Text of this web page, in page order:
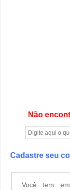
Não
Cadastre seu
Você tem